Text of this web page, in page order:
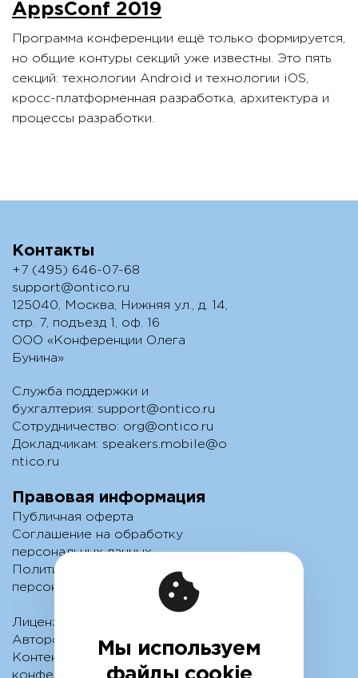
AppsConf 2019
Программа конференции ещё только формируется,
но общие контуры секций уже известны. Это пять
секций: технологии Android и технологии iOS,
кросс-платформенная разработка, архитектура и
процессы разработки.
Контакты
+7 (495) 646-07-68
support@ontico.ru
125040, Москва, Нижняя ул., д. 14,
стр. 7, подъезд 1, оф. 16
ООО «Конференции Олега
Бунина»
Служба поддержки и
бухгалтерия: support@ontico.ru
Сотрудничество: org@ontico.ru
Докладчикам: speakers.mobile@o
ntico.ru
Правовая информация
Публичная оферта
Соглашение на обработку
персональных данных
Политика обработки
персональных данных
Лицензионный договор с
Автором
Контентная политика
конференции
Мы используем